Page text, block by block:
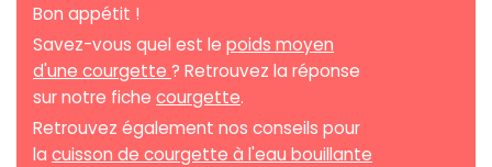
Bon appétit !
Savez-vous quel est le poids moyen
d'une courgette ? Retrouvez la réponse
sur notre fiche courgette.
Retrouvez également nos conseils pour
la cuisson de courgette à l'eau bouillante